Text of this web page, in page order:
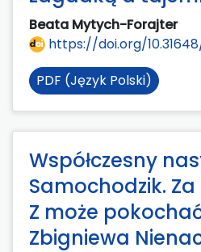
Beata Mytych-Forajter
https://doi.org/
PDF (Język Polski)
Współczesny
Samochodzik.
Z może
Zbigniewa